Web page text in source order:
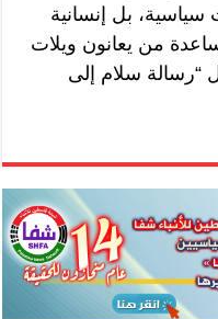
بل إنسانية
من يعانون ويلات
“رسالة سلام إلى